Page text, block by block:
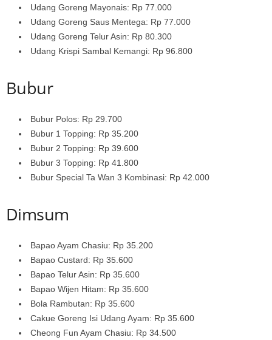
Udang Goreng Mayonais: Rp 77.000
Udang Goreng Saus Mentega: Rp 77.000
Udang Goreng Telur Asin: Rp 80.300
Udang Krispi Sambal Kemangi: Rp 96.800
Bubur
Bubur Polos: Rp 29.700
Bubur 1 Topping: Rp 35.200
Bubur 2 Topping: Rp 39.600
Bubur 3 Topping: Rp 41.800
Bubur Special Ta Wan 3 Kombinasi: Rp 42.000
Dimsum
Bapao Ayam Chasiu: Rp 35.200
Bapao Custard: Rp 35.600
Bapao Telur Asin: Rp 35.600
Bapao Wijen Hitam: Rp 35.600
Bola Rambutan: Rp 35.600
Cakue Goreng Isi Udang Ayam: Rp 35.600
Cheong Fun Ayam Chasiu: Rp 34.500